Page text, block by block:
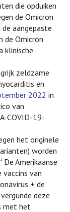
die opduiken
de Omicron
aangepaste
de Omicron
klinische
zeldzame
en
2022 in
van
COVID-19-
het originele
worden
1
De Amerikaanse
vaccins van
+ de
deze
met het